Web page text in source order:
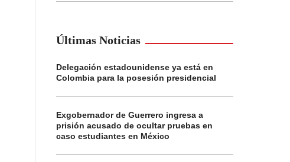
Últimas Noticias
Delegación estadounidense ya está en
Colombia para la posesión presidencial
Exgobernador de Guerrero ingresa a
prisión acusado de ocultar pruebas en
caso estudiantes en México